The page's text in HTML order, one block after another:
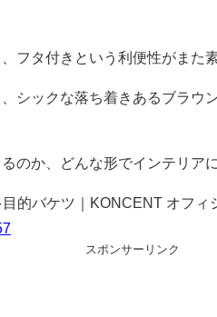
フタ付きという利便性がまた素
シックな落ち着きあるブラウ
のか、どんな形でインテリア
的バケツ｜KONCENT オフィ
スポンサーリンク